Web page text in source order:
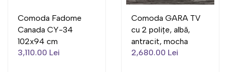
Comoda Fadome
Canada CY-34
102x94 cm
3,110.00 Lei
Comoda GARA TV
cu 2 polițe, albă,
antracit, mocha
2,680.00 Lei